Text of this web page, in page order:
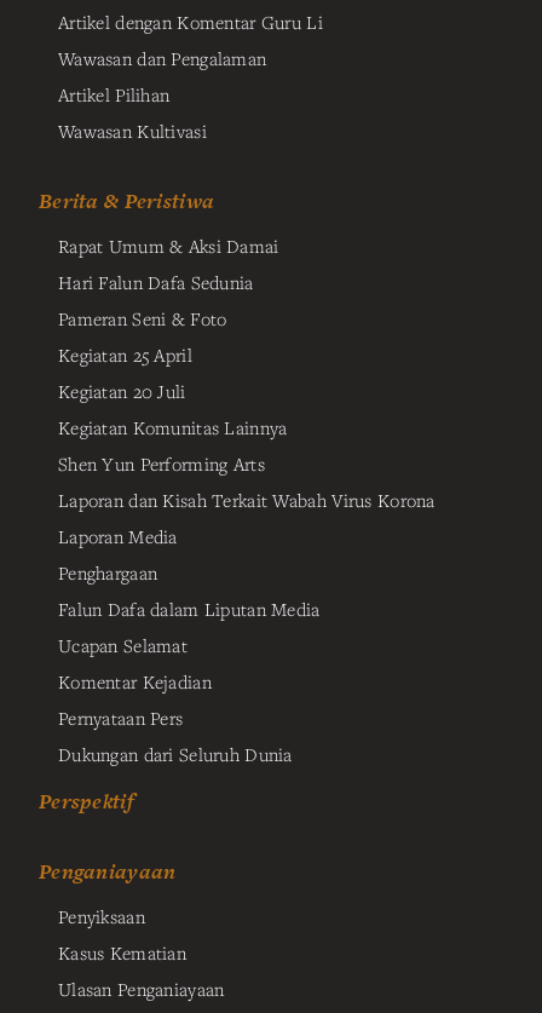
Artikel dengan Komentar Guru Li
Wawasan dan Pengalaman
Artikel Pilihan
Wawasan Kultivasi
Berita & Peristiwa
Rapat Umum & Aksi Damai
Hari Falun Dafa Sedunia
Pameran Seni & Foto
Kegiatan 25 April
Kegiatan 20 Juli
Kegiatan Komunitas Lainnya
Shen Yun Performing Arts
Laporan dan Kisah Terkait Wabah Virus Korona
Laporan Media
Penghargaan
Falun Dafa dalam Liputan Media
Ucapan Selamat
Komentar Kejadian
Pernyataan Pers
Dukungan dari Seluruh Dunia
Perspektif
Penganiayaan
Penyiksaan
Kasus Kematian
Ulasan Penganiayaan